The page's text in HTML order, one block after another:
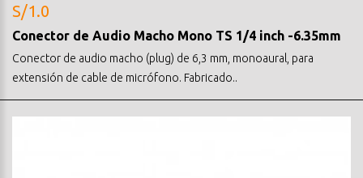
S/1.0
Conector de Audio Macho Mono TS 1/4 inch -6.35mm
Conector de audio macho (plug) de 6,3 mm, monoaural, para
extensión de cable de micrófono. Fabricado..